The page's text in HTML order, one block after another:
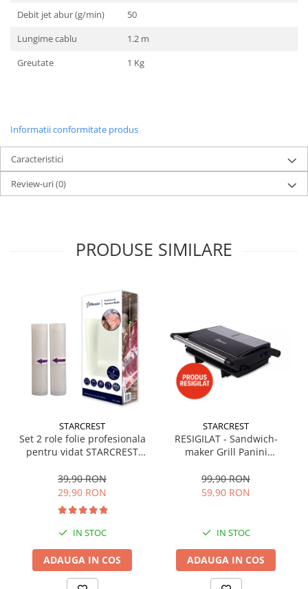
Debit jet abur (g/min)
50
Lungime cablu
1.2 m
Greutate
1 Kg
Informatii conformitate produs
Caracteristici
Review-uri(0)
PRODUSE SIMILARE
STARCREST
Set 2 role folie profesionala
pentru vidat STARCREST
rezistente, reutilizabile,
sous vide, lavabile in
masina de spalat, fara BPA,
transparent
39,90 RON
29,90 RON
IN STOC
ADAUGA IN COS
STARCREST
RESIGILAT - Sandwich-
maker Grill Panini
W, Placi nonaderente,
Deschidere 180°, Suprafata
99,90 RON
59,90 RON
IN STOC
ADAUGA IN COS